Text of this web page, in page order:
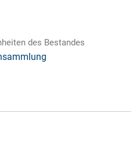
des Bestandes